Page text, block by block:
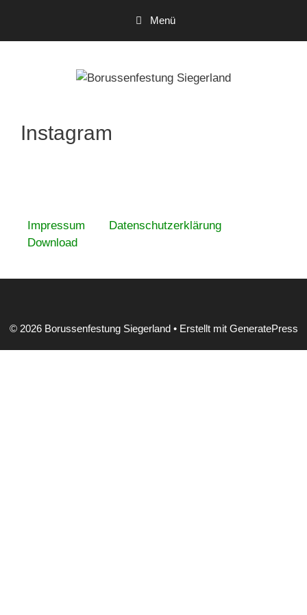
springen
Menü
Instagram
Impressum
Datenschutzerklärung
Download
© 2026 Borussenfestung Siegerland• Erstellt mit GeneratePress